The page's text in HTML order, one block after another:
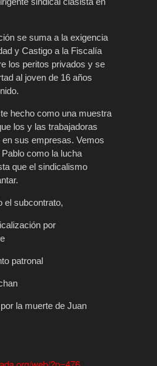
se suma a la exigencia
y Castigo a la Fiscalía
los peritos privados y se
al joven de 16 años
hecho como una muestra
los y las trabajadoras
sus empresas. Vemos
como la lucha
que el sindicalismo
el subcontrato,
por
patronal
la muerte de Juan